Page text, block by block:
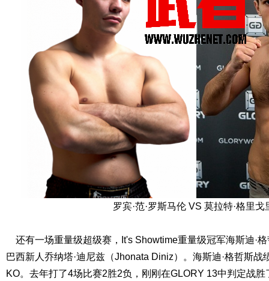
罗宾·范·罗斯马伦 VS 莫拉特·格里戈
还有一场重量级超级赛，It's Showtime重量级冠军海斯迪·
巴西新人乔纳塔·迪尼兹（Jhonata Diniz）。海斯迪·格哲斯战
KO。去年打了4场比赛2胜2负，刚刚在GLORY 13中判定战胜